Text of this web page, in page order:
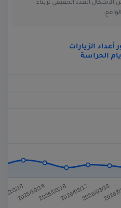
العدد الحقيقي لزبناء
أعداد الزيارات
الحراسة